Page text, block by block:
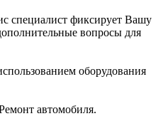
специалист фиксирует Вашу
вопросы для
оборудования
автомобиля.